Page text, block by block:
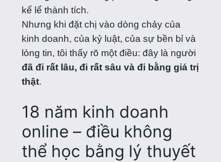
kể lể thành tích.
Nhưng khi đặt chị vào dòng chảy của
kinh doanh, của kỷ luật, của sự bền bỉ và
lòng tin, tôi thấy rõ một điều: đây là người
đã đi rất lâu, đi rất sâu và đi bằng giá trị
thật.
18 năm kinh doanh
online – điều không
thể học bằng lý thuyết